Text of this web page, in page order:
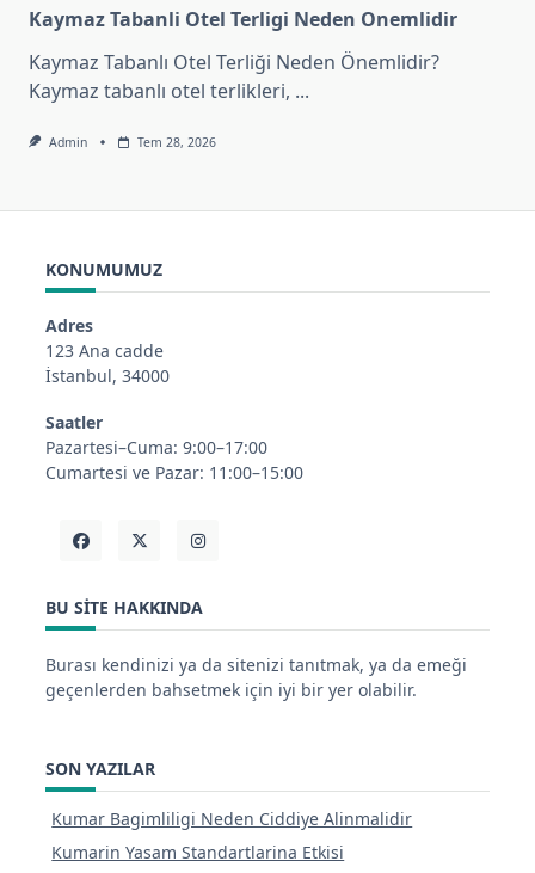
Kaymaz Tabanli Otel Terligi Neden Onemlidir
Kaymaz Tabanlı Otel Terliği Neden Önemlidir?
Kaymaz tabanlı otel terlikleri, ...
Admin Tem 28, 2026
KONUMUMUZ
Adres
123 Ana cadde
İstanbul, 34000
Saatler
Pazartesi–Cuma: 9:00–17:00
Cumartesi ve Pazar: 11:00–15:00
BU SITE HAKKINDA
Burası kendinizi ya da sitenizi tanıtmak, ya da emeği
geçenlerden bahsetmek için iyi bir yer olabilir.
SON YAZILAR
Kumar Bagimliligi Neden Ciddiye Alinmalidir
Kumarin Yasam Standartlarina Etkisi